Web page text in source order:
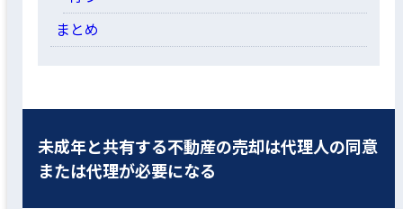
まとめ
未成年と共有する不動産の売却は代理人の同意
または代理が必要になる